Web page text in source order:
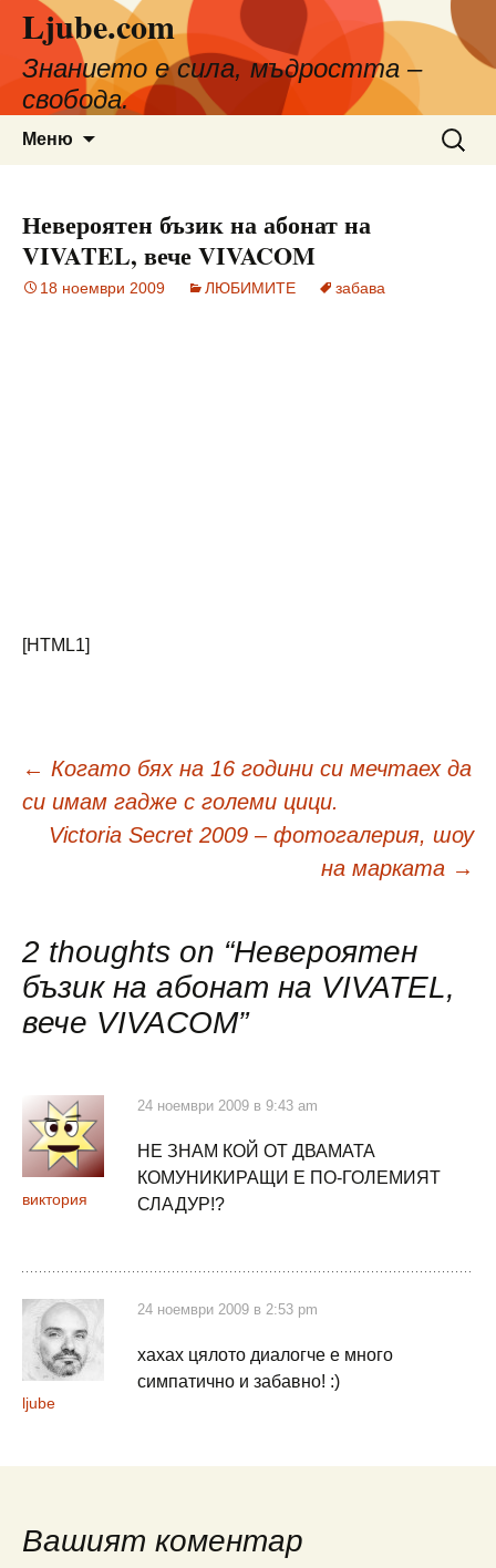
съдържанието
Ljube.com
Знанието е сила, мъдростта –
свобода.
Меню
за:
Невероятен бъзик на абонат на
VIVATEL, вече VIVACOM
18 ноември 2009 ЛЮБИМИТЕ забава
[HTML1]
Навигация
публикациите
← Когато бях на 16 години си мечтаех да
си имам гадже с големи цици.
Victoria Secret 2009 – фотогалерия, шоу
на марката →
2 thoughts on “Невероятен
бъзик на абонат на VIVATEL,
вече VIVACOM”
виктория
24 ноември 2009 в 9:43 am
НЕ ЗНАМ КОЙ ОТ ДВАМАТА
КОМУНИКИРАЩИ Е ПО-ГОЛЕМИЯТ
СЛАДУР!?
ljube
24 ноември 2009 в 2:53 pm
хахах цялото диалогче е много
симпатично и забавно! :)
Вашият коментар